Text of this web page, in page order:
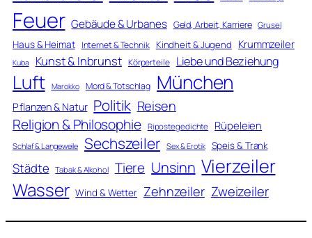
Feuer Gebäude & Urbanes Geld, Arbeit, Karriere Grusel
Haus & Heimat Internet & Technik Kindheit & Jugend Krummzeiler
Kuba Kunst & Inbrunst Körperteile Liebe und Beziehung
Luft Marokko Mord & Totschlag München
Pflanzen & Natur Politik Reisen
Religion & Philosophie Ripostegedichte Rüpeleien
Schlaf & Langeweile Sechszeiler Sex & Erotik Speis & Trank
Städte Tabak & Alkohol Tiere Unsinn Vierzeiler
Wasser Wind & Wetter Zehnzeiler Zweizeiler